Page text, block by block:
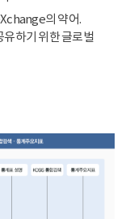
의 약어.
하기 위한 글로벌